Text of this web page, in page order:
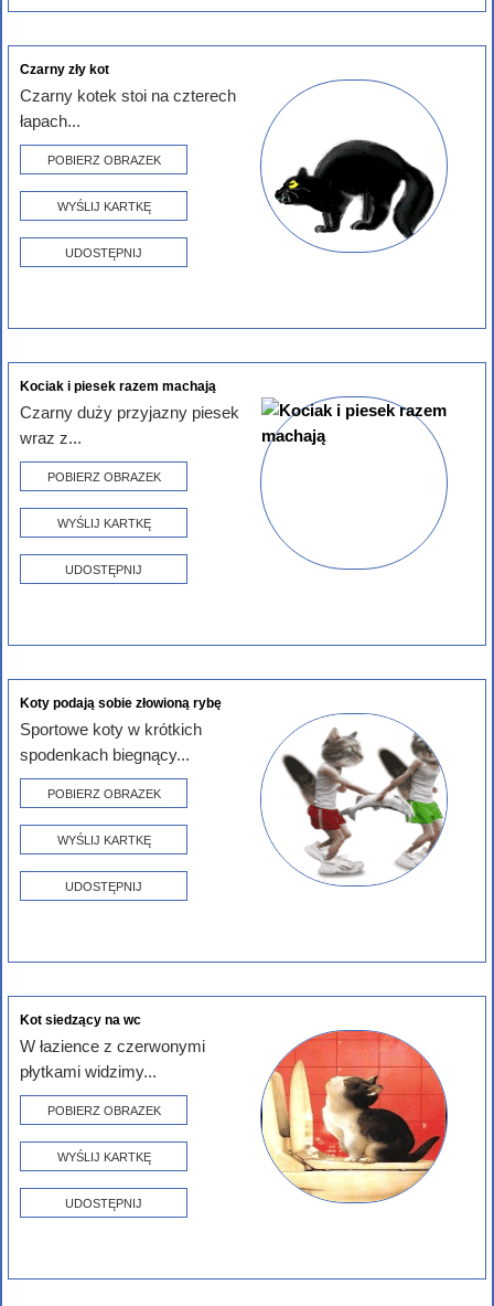
Czarny zły kot
Czarny kotek stoi na czterech
łapach...
POBIERZ OBRAZEK
WYŚLIJ KARTKĘ
UDOSTĘPNIJ
Kociak i piesek razem machają
Czarny duży przyjazny piesek
wraz z...
POBIERZ OBRAZEK
WYŚLIJ KARTKĘ
UDOSTĘPNIJ
Koty podają sobie złowioną rybę
Sportowe koty w krótkich
spodenkach biegnący...
POBIERZ OBRAZEK
WYŚLIJ KARTKĘ
UDOSTĘPNIJ
Kot siedzący na wc
W łazience z czerwonymi
płytkami widzimy...
POBIERZ OBRAZEK
WYŚLIJ KARTKĘ
UDOSTĘPNIJ